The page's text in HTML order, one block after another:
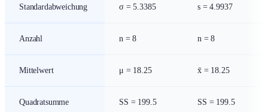
Standardabweichung σ =5.3385 s =4.9937
Anzahl n =8 n =8
Mittelwert μ = 18.25 x̄ = 18.25
Quadratsumme SS = 199.5 SS = 199.5